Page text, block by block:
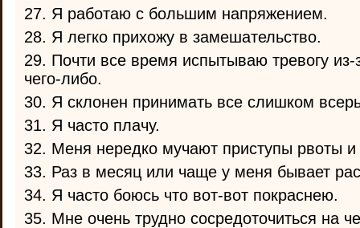
27. Я работаю с большим напряжением.
28. Я легко прихожу в замешательство.
29. Почти все время испытываю тревогу из-
чего-либо.
30. Я склонен принимать все слишком
31. Я часто плачу.
32. Меня нередко мучают приступы рвоты
33. Раз в месяц или чаще у меня бывает
34. Я часто боюсь что вот-вот покраснею.
35. Мне очень трудно сосредоточиться на